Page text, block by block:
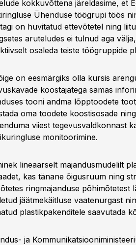
kokkuvõttena järeldasime, et
Ühenduse töögrupi töös
on huvitatud ettevõtetel ning
aruteludes ei tulnud aga
osaleda teiste töögruppide
on eesmärgiks olla kursis
koostajatega samas
tooni andma lõpptoodete
oma toodete koostisosade
viiest tegevusvaldkonnast
monitoorimine.
lineaarselt majandusmudelilt
kas tänane õigusruum ning
ringmajanduse põhimõtetest
jäätmekäitluse vaatenurgast
plastikpakenditele saavutada
ja